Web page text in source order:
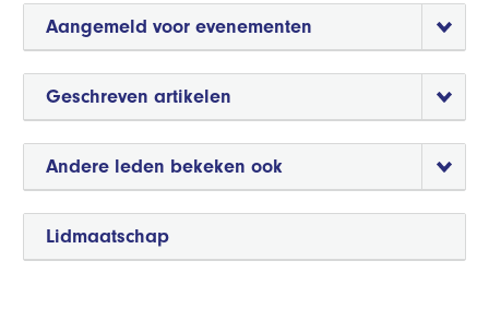
Lidmaatschap
Aangemeld voor evenementen
Geschreven artikelen
Andere leden bekeken ook